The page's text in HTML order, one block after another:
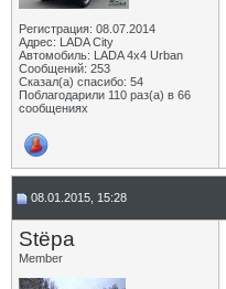
Регистрация: 08.07.2014
Адрес: LADA City
Автомобиль: LADA 4x4 Urban
Сообщений: 253
Сказал(а) спасибо: 54
Поблагодарили 110 раз(а) в 66
сообщениях
08.01.2015, 15:28
Stёpa
Member